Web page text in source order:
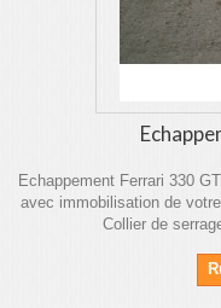
Echappement Ferrari 330
avec immobilisation de
Collier de